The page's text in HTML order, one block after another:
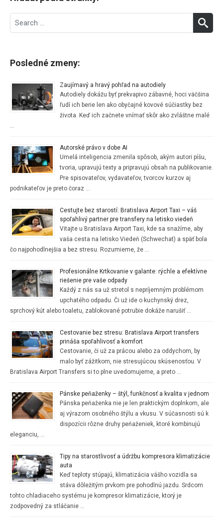
Search
for:
Posledné zmeny:
Zaujímavý a hravý pohľad na autodiely
Autodiely dokážu byť prekvapivo zábavné, hoci väčšina
ľudí ich berie len ako obyčajné kovové súčiastky bez
života. Keď ich začnete vnímať skôr ako zvláštne malé
Autorské právo v dobe AI
Umelá inteligencia zmenila spôsob, akým autori píšu,
tvoria, upravujú texty a pripravujú obsah na publikovanie.
Pre spisovateľov, vydavateľov, tvorcov kurzov aj
podnikateľov je preto čoraz …
Cestujte bez starostí: Bratislava Airport Taxi – váš
spoľahlivý partner pre transfery na letisko viedeň
Vitajte u Bratislava Airport Taxi, kde sa snažíme, aby
vaša cesta na letisko Viedeň (Schwechat) a späť bola
čo najpohodlnejšia a bez stresu. Rozumieme, že …
Profesionálne Krtkovanie v galante: rýchle a efektívne
riešenie pre vaše odpady
Každý z nás sa už stretol s nepríjemným problémom
upchatého odpadu. Či už ide o kuchynský drez,
sprchový kút alebo toaletu, zablokované potrubie dokáže narušiť …
Cestovanie bez stresu: Bratislava Airport transfers
prináša spoľahlivosť a komfort
Cestovanie, či už za prácou alebo za oddychom, by
malo byť zážitkom, nie stresujúcou skúsenosťou. V
Bratislava Airport Transfers si to plne uvedomujeme, a preto …
Pánske peňaženky – štýl, funkčnosť a kvalita v jednom
Pánska peňaženka nie je len praktickým doplnkom, ale
aj výrazom osobného štýlu a vkusu. V súčasnosti sú k
dispozícii rôzne druhy peňaženiek, ktoré kombinujú
eleganciu, …
Tipy na starostlivosť a údržbu kompresora klimatizácie
auta
Keď teploty stúpajú, klimatizácia vášho vozidla sa
stáva dôležitým prvkom pre pohodlnú jazdu. Srdcom
tohto chladiaceho systému je kompresor klimatizácie, ktorý je
zodpovedný za stláčanie …